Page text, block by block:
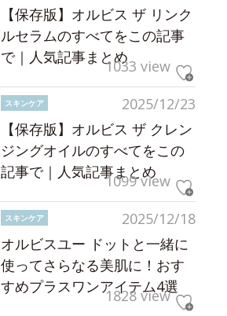
【保存版】オルビス ザ リンク
ルセラムのすべてをこの記事
で｜人気記事まとめ1033 view
2025/12/23
スキンケア
【保存版】オルビス ザ クレン
ジングオイルのすべてをこの
記事で｜人気記事まとめ
1099 view
2025/12/18
スキンケア
オルビスユー ドットと一緒に
使ってさらなる美肌に！おす
すめプラスワンアイテム4選
1828 view